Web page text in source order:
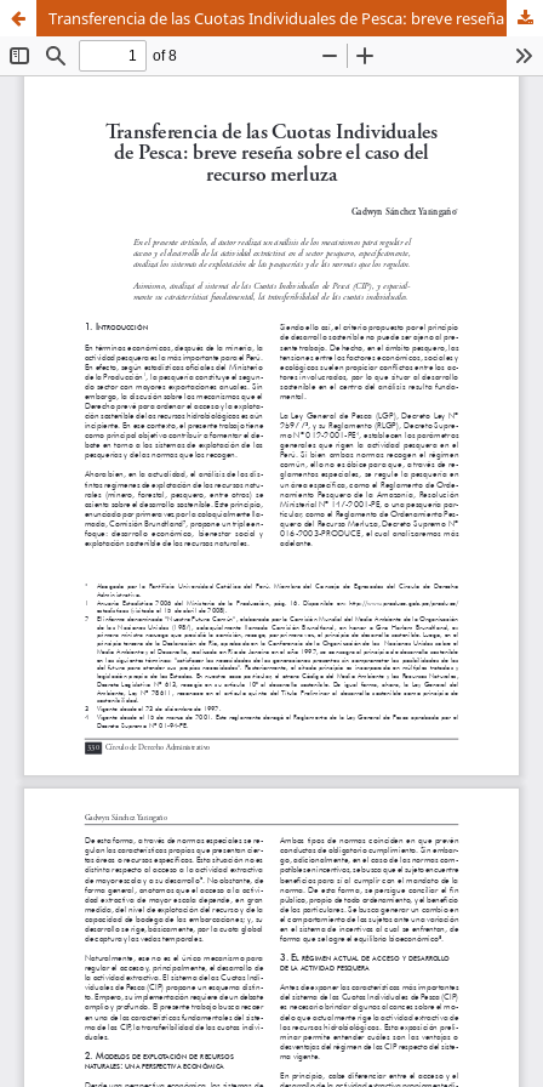
Transferencia de las Cuotas Individuales de Pesca: breve reseña sobre el caso del recurso merluza